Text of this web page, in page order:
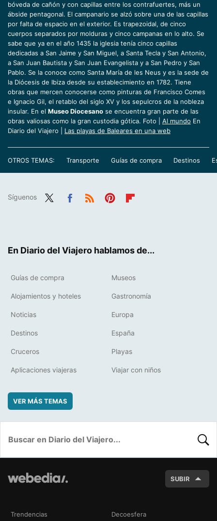
bóveda de cañón y con capillas entre los contrafuertes, más un
ábside pentagonal. El campanario se alzó sobre una de las capillas
por falta de espacio en el exterior. Es trapezoidal, de cinco
cuerpos separados por molduras y cinco campanas en lo alto. Se
sabe que ya en el año 1435 la iglesia tenía cinco capillas
dedicadas a San Jaime y San Miguel, a Santa Tecla y San Antonio,
a San Juan Bautista y San Juan Evangelista y a San Pedro y San
Pablo. Se la conoce como Santa María de les Neus y es la sede de
la Diócesis de Ibiza desde su establecimiento en 1782. Tiene
obras que mercen conocerse como pinturas de Francisco Comes
e Ignacio Gil, el retablo del siglo XV y los sepulcros de la nobleza
insular. En el Museo Diocesano se encuentra gran parte de las
obras valiosas como la gran custodia gótica. Foto | Al mundo En
Diario del Viajero | Las playas de Baleares en una web
OTROS TEMAS: Transporte Guías de compra Destinos
Síguenos
En Diario del Viajero hablamos de...
Guías de compra Museos
Alojamientos y hoteles Gastronomía
Noticias Europa
Destinos España
Cruceros Playas
Aplicaciones viajeras Viajar con niños
VER MÁS TEMAS
SUBIR
Trendencias Decoesfera